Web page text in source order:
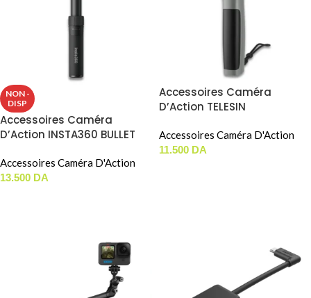
NON -
DISP
Accessoires Caméra
D’Action INSTA360 BULLET
Pour Insta360 X Series
Caméras (CCINGBTH/B)
Accessoires Caméra D'Action
13.500 DA
Accessoires Caméra
D’Action TELESIN
WITH REMOTE CONTROL (GP-
WBT-001)
Accessoires Caméra D'Action
11.500 DA